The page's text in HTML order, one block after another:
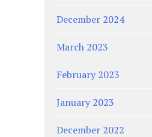
December 2024
March 2023
February 2023
January 2023
December 2022